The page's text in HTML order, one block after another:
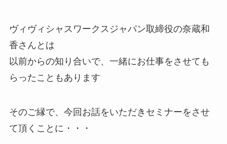
ヴィヴィシャスワークスジャパン取締役の奈蔵和
香さんとは
以前からの知り合いで、一緒にお仕事をさせても
らったこともあります
そのご縁で、今回お話をいただきセミナーをさせ
て頂くことに・・・